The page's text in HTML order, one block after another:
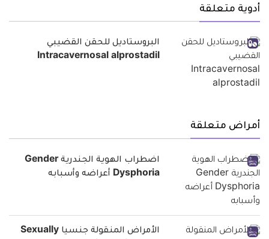
أدوية متعلقة
البروستاديل للحقن القضيبي
Intracavernosal alprostadil
أمراض متعلقة
اضطراب الهوية الجندرية Gender
Dysphoria أعراضه وأسبابه
الأمراض المنقولة جنسيا Sexually